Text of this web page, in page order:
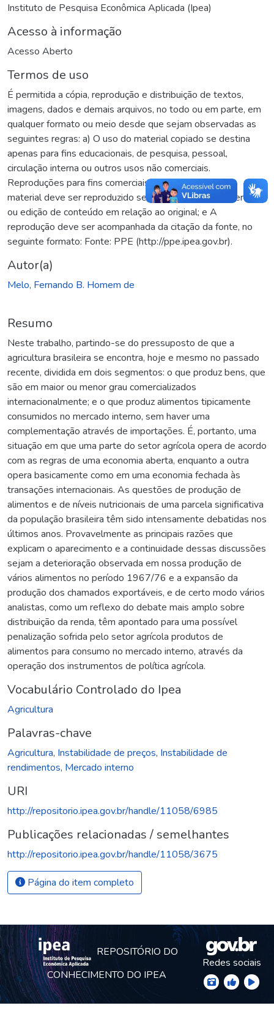
Instituto de Pesquisa Econômica Aplicada (Ipea)
Acesso à informação
Acesso Aberto
Termos de uso
É permitida a cópia, reprodução e distribuição de textos,
imagens, dados e demais arquivos, no todo ou em parte, em
qualquer formato ou meio desde que sejam observadas as
seguintes regras: a) O uso do material copiado se destina
apenas para fins educacionais, de pesquisa, pessoal,
circulação interna ou outros usos não comerciais.
Reproduções para fins comerciais são proibidas; b) O
material deve ser reproduzido sem sofrer qualquer alteração
ou edição de conteúdo em relação ao original; e A
reprodução deve ser acompanhada da citação da fonte, no
seguinte formato: Fonte: PPE (http://ppe.ipea.gov.br).
Autor(a)
Melo, Fernando B. Homem de
Resumo
Neste trabalho, partindo-se do pressuposto de que a
agricultura brasileira se encontra, hoje e mesmo no passado
recente, dividida em dois segmentos: o que produz bens, que
são em maior ou menor grau comercializados
internacionalmente; e o que produz alimentos tipicamente
consumidos no mercado interno, sem haver uma
complementação através de importações. É, portanto, uma
situação em que uma parte do setor agrícola opera de acordo
com as regras de uma economia aberta, enquanto a outra
opera basicamente como em uma economia fechada às
transações internacionais. As questões de produção de
alimentos e de níveis nutricionais de uma parcela significativa
da população brasileira têm sido intensamente debatidas nos
últimos anos. Provavelmente as principais razões que
explicam o aparecimento e a continuidade dessas discussões
sejam a deterioração observada em nossa produção de
vários alimentos no período 1967/76 e a expansão da
produção dos chamados exportáveis, e de certo modo vários
analistas, como um reflexo do debate mais amplo sobre
distribuição da renda, têm apontado para uma possível
penalização sofrida pelo setor agrícola produtos de
alimentos para consumo no mercado interno, através da
operação dos instrumentos de política agrícola.
Vocabulário Controlado do Ipea
Agricultura
Palavras-chave
Agricultura, Instabilidade de preços, Instabilidade de
rendimentos, Mercado interno
URI
http://repositorio.ipea.gov.br/handle/11058/6985
Publicações relacionadas / semelhantes
http://repositorio.ipea.gov.br/handle/11058/3675
Página do item completo
REPOSITÓRIO DO
CONHECIMENTO DO IPEA
Redes sociais